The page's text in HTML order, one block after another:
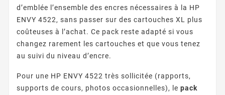
d’emblée l’ensemble des encres nécessaires à la HP
ENVY 4522, sans passer sur des cartouches XL plus
coûteuses à l’achat. Ce pack reste adapté si vous
changez rarement les cartouches et que vous tenez
au suivi du niveau d’encre.
Pour une HP ENVY 4522 très sollicitée (rapports,
supports de cours, photos occasionnelles), le pack